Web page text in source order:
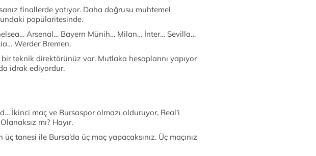
finallerde yatıyor. Daha doğrusu muhtemel
popülaritesinde.
Arsenal… Bayern Münih… Milan… İnter… Sevilla…
Werder Bremen.
teknik direktörünüz var. Mutlaka hesaplarını yapıyor
idrak ediyordur.
İkinci maç ve Bursaspor olmazı olduruyor, Real’i
mı? Hayır.
tanesi ile Bursa’da üç maç yapacaksınız. Üç maçınız